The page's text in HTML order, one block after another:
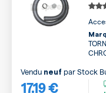
17,19 €
Vendu neuf parStock